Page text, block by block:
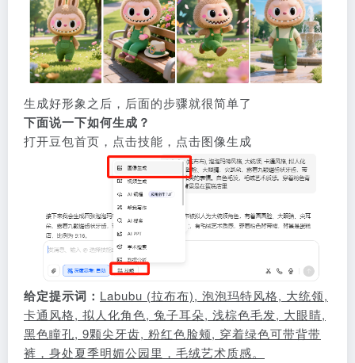
生成好形象之后，后面的步骤就很简单了
下面说一下如何生成？
打开豆包首页，点击技能，点击图像生成
给定提示词： Labubu (拉布布), 泡泡玛特风格, 大统领,
卡通风格, 拟人化角色, 兔子耳朵, 浅棕色毛发, 大眼睛,
黑色瞳孔, 9颗尖牙齿, 粉红色脸颊, 穿着绿色可带背带
裤，身处夏季明媚公园里，毛绒艺术质感。